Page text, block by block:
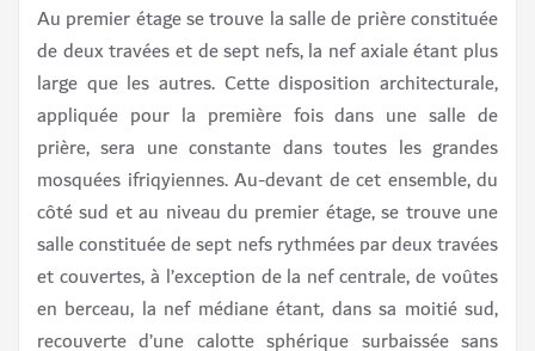
Au premier étage se trouve la salle de prière constituée
de deux travées et de sept nefs, la nef axiale étant plus
large que les autres. Cette disposition architecturale,
appliquée pour la première fois dans une salle de
prière, sera une constante dans toutes les grandes
mosquées ifriqyiennes. Au-devant de cet ensemble, du
côté sud et au niveau du premier étage, se trouve une
salle constituée de sept nefs rythmées par deux travées
et couvertes, à l’exception de la nef centrale, de voûtes
en berceau, la nef médiane étant, dans sa moitié sud,
recouverte d’une calotte sphérique surbaissée sans